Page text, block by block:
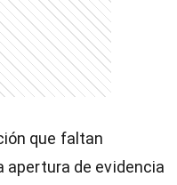
que faltan
apertura de evidencia